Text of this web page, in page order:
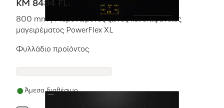
KM 8484 FL
800 mm | Μεμονωμένες ζώνες και επιφάνειες
μαγειρέματος PowerFlex XL
Φυλλάδιο προϊόντος
Άμεσα διαθέσιμο